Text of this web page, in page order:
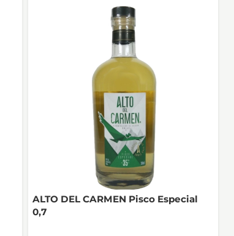
ALTO DEL CARMEN Pisco Especial
0,7